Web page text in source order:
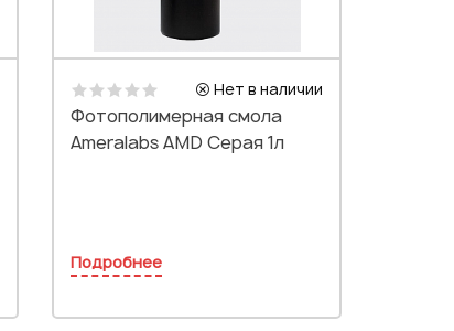
Нет в наличии
Фотополимерная смола
Ameralabs AMD Серая 1л
Подробнее